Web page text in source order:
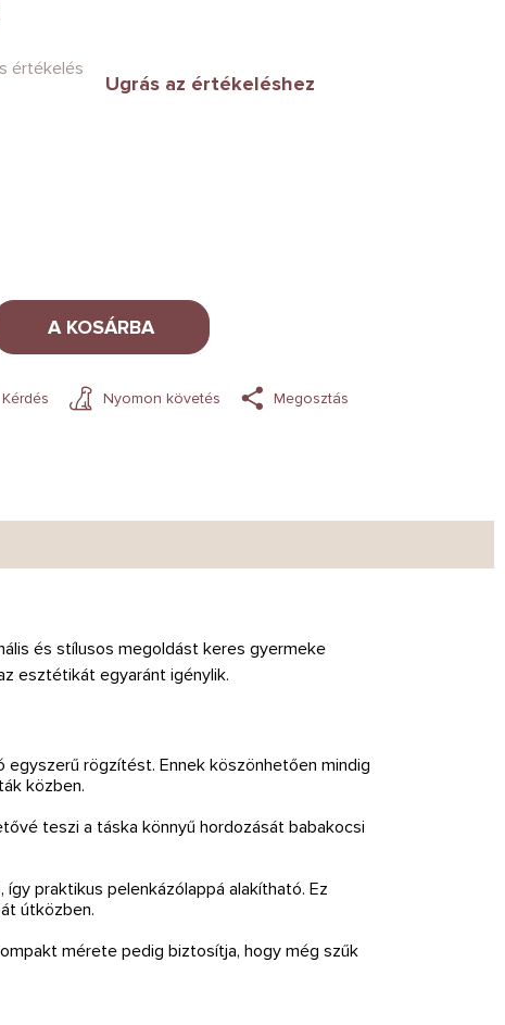
értékelés
Ugrás az értékeléshez
A KOSÁRBA
Kérdés Nyomon követés Megosztás
és stílusos megoldást keres gyermeke
esztétikát egyaránt igénylik.
rögzítést. Ennek köszönhetően mindig
közben.
teszi a táska könnyű hordozását babakocsi
praktikus pelenkázólappá alakítható. Ez
útközben.
mérete pedig biztosítja, hogy még szűk